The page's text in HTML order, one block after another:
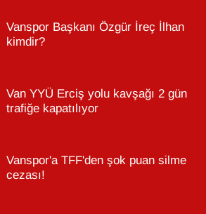
Vanspor Başkanı Özgür İreç İlhan
kimdir?
Van YYÜ Erciş yolu kavşağı 2 gün
trafiğe kapatılıyor
Vanspor'a TFF'den şok puan silme
cezası!